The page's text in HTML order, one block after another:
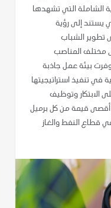
الشاملة التي تشهدها
يستند إلى رؤية
تطوير الشباب
مختلف المناصب
بيئة عمل جاذبة
في تنفيذ استراتيجيتها
2030، القائمة على الابتكار وتوظيف
أقصى قيمة من كل برميل
قطاع النفط والغاز